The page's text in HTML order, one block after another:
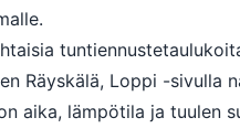
Räyskälä, Loppi -sivulla
aika, lämpötila ja tuulen